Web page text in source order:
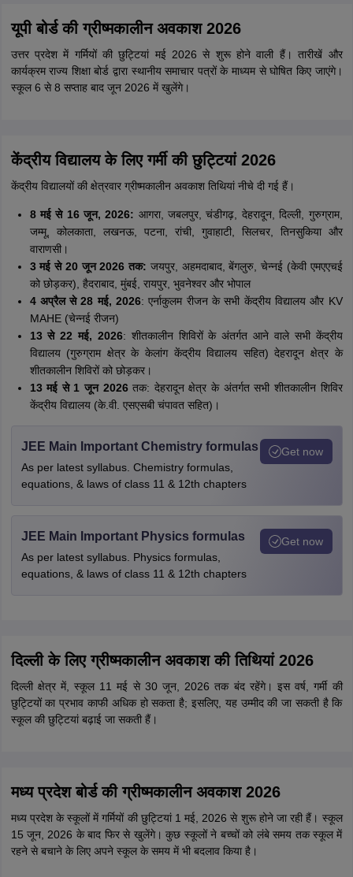
यूपी बोर्ड की ग्रीष्मकालीन अवकाश 2026
उत्तर प्रदेश में गर्मियों की छुट्टियां मई 2026 से शुरू होने वाली हैं। तारीखें और
कार्यक्रम राज्य शिक्षा बोर्ड द्वारा स्थानीय समाचार पत्रों के माध्यम से घोषित किए जाएंगे।
स्कूल 6 से 8 सप्ताह बाद जून 2026 में खुलेंगे।
केंद्रीय विद्यालय के लिए गर्मी की छुट्टियां 2026
केंद्रीय विद्यालयों की क्षेत्रवार ग्रीष्मकालीन अवकाश तिथियां नीचे दी गई हैं।
8 मई से 16 जून, 2026: आगरा, जबलपुर, चंडीगढ़, देहरादून, दिल्ली, गुरुग्राम,
जम्मू, कोलकाता, लखनऊ, पटना, रांची, गुवाहाटी, सिलचर, तिनसुकिया और
वाराणसी।
3 मई से 20 जून 2026 तक: जयपुर, अहमदाबाद, बेंगलुरु, चेन्नई (केवी एमएएचई
को छोड़कर), हैदराबाद, मुंबई, रायपुर, भुवनेश्वर और भोपाल
4 अप्रैल से 28 मई, 2026: एर्नाकुलम रीजन के सभी केंद्रीय विद्यालय और KV
MAHE (चेन्नई रीजन)
13 से 22 मई, 2026: शीतकालीन शिविरों के अंतर्गत आने वाले सभी केंद्रीय
विद्यालय (गुरुग्राम क्षेत्र के केलांग केंद्रीय विद्यालय सहित) देहरादून क्षेत्र के
शीतकालीन शिविरों को छोड़कर।
13 मई से 1 जून 2026तक: देहरादून क्षेत्र के अंतर्गत सभी शीतकालीन शिविर
केंद्रीय विद्यालय (के.वी. एसएसबी चंपावत सहित)।
JEE Main Important Chemistry formulas
As per latest syllabus. Chemistry formulas,
equations, & laws of class 11 & 12th chapters
Get now
JEE Main Important Physics formulas
As per latest syllabus. Physics formulas,
equations, & laws of class 11 & 12th chapters
Get now
दिल्ली के लिए ग्रीष्मकालीन अवकाश की तिथियां 2026
दिल्ली क्षेत्र में, स्कूल 11 मई से 30 जून, 2026 तक बंद रहेंगे। इस वर्ष, गर्मी की
छुट्टियों का प्रभाव काफी अधिक हो सकता है; इसलिए, यह उम्मीद की जा सकती है कि
स्कूल की छुट्टियां बढ़ाई जा सकती हैं।
मध्य प्रदेश बोर्ड की ग्रीष्मकालीन अवकाश 2026
मध्य प्रदेश के स्कूलों में गर्मियों की छुट्टियां 1 मई, 2026 से शुरू होने जा रही हैं। स्कूल
15 जून, 2026 के बाद फिर से खुलेंगे। कुछ स्कूलों ने बच्चों को लंबे समय तक स्कूल में
रहने से बचाने के लिए अपने स्कूल के समय में भी बदलाव किया है।